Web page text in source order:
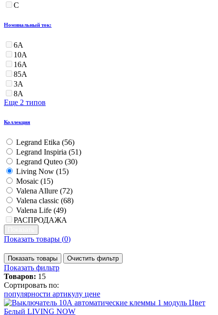
С
Номинальный ток:
6А
10А
16А
85А
3А
8А
Еще 2 типов
Коллекция
Legrand Etika (56)
Legrand Inspiria (51)
Legrand Quteo (30)
Living Now (15)
Mosaic (15)
Valena Allure (72)
Valena classic (68)
Valena Life (49)
РАСПРОДАЖА
Показать товары (0)
Показать товары Очистить фильтр
Показать фильтр
Товаров: 15
Сортировать по:
популярности артикулу цене